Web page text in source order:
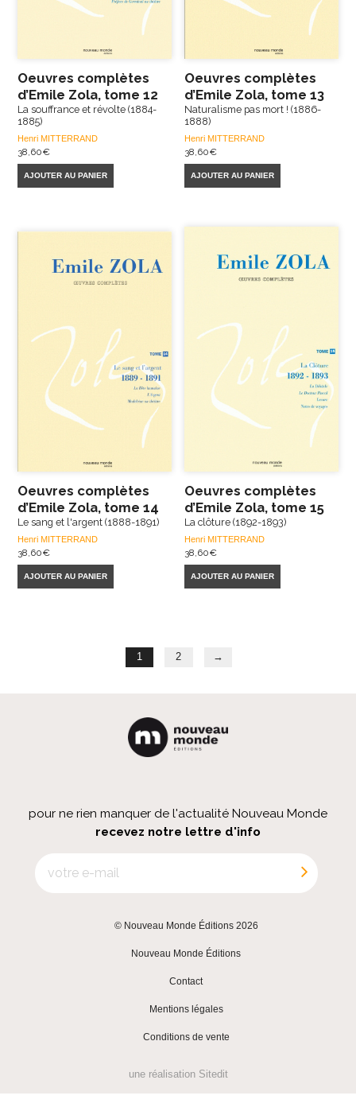
Oeuvres complètes
d’Emile Zola, tome 12
La souffrance et révolte (1884-
1885)
Henri MITTERRAND
38,60€
AJOUTER AU PANIER
Oeuvres complètes
d’Emile Zola, tome 13
Naturalisme pas mort ! (1886-
1888)
Henri MITTERRAND
38,60€
AJOUTER AU PANIER
Oeuvres complètes
d’Emile Zola, tome 14
Le sang et l'argent (1888-1891)
Henri MITTERRAND
38,60€
AJOUTER AU PANIER
Oeuvres complètes
d’Emile Zola, tome 15
La clôture (1892-1893)
Henri MITTERRAND
38,60€
AJOUTER AU PANIER
1 2 →
pour ne rien manquer de l'actualité Nouveau Monde
recevez notre lettre d'info
© Nouveau Monde Éditions 2026
Nouveau Monde Éditions
Contact
Mentions légales
Conditions de vente
une réalisation Sitedit